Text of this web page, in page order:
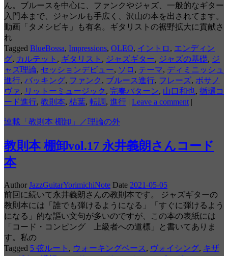
ん。ブルースを中心に、ファンクやジャズ、一般的なギター
入門本まで、ジャンルも手広く、沢山の本を出されてます。
動画「タメシビキ」も有名。ギタリストの裾野拡大に貢献さ
れ
Tagged BlueBossa, Impressions, OLEO, イントロ , エンディン
グ, カルテット , ギタリスト , ジャズギター, ジャズの基礎, ジ
ャズ理論, セッションデビュー, ソロ , テーマ, ディミニッシュ
進行, バッキング, ファンク , ブルース進行, フレーズ, ボサノ
ヴァ, リットーミュージック , 完奏パターン, 山口和也, 循環コ
ード進行, 教則本, 枯葉, 転調, 進行 | Leave a comment |
連載「教則本 棚卸」／理論の外
教則本 棚卸vol.17 永井義朗さんコード
本
Author JazzGuitarYorimichiNote Date 2021-05-05
前回に続いて永井義朗さんの教則本です。 ジャズギターの
教則本には「誰でも弾けるようになる」「すぐに弾けるよう
になる」的な謳い文句が多いのですが、この本の表紙には
「コード・コンピング 上級者への道標」と書いてありま
す。私の
Tagged 5 弦ルート , ウォーキングベース , ヴォイシング, キザ